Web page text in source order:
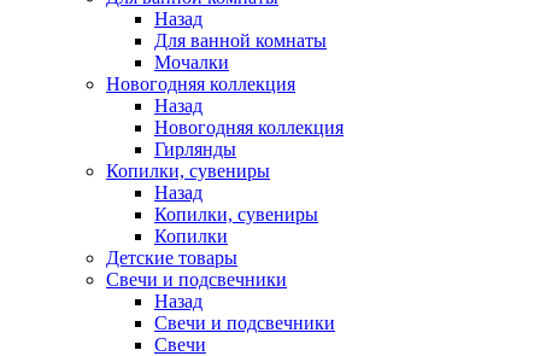
Назад
Для ванной комнаты
Мочалки
Новогодняя коллекция
Назад
Новогодняя коллекция
Гирлянды
Копилки, сувениры
Назад
Копилки, сувениры
Копилки
Детские товары
Свечи и подсвечники
Назад
Свечи и подсвечники
Свечи